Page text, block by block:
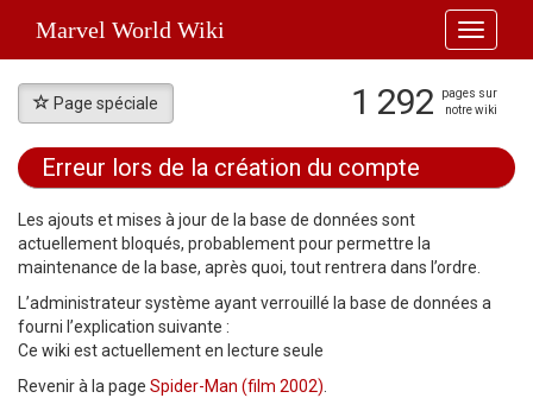
Toggle
Marvel World Wiki
Page spéciale 1 292
pages sur
notre wiki
Erreur lors de la création du compte
Les ajouts et mises à jour de la base de données sont
actuellement bloqués, probablement pour permettre la
maintenance de la base, après quoi, tout rentrera dans l’ordre.
L’administrateur système ayant verrouillé la base de données a
fourni l’explication suivante :
Ce wiki est actuellement en lecture seule
Revenir à la page Spider-Man (film 2002).